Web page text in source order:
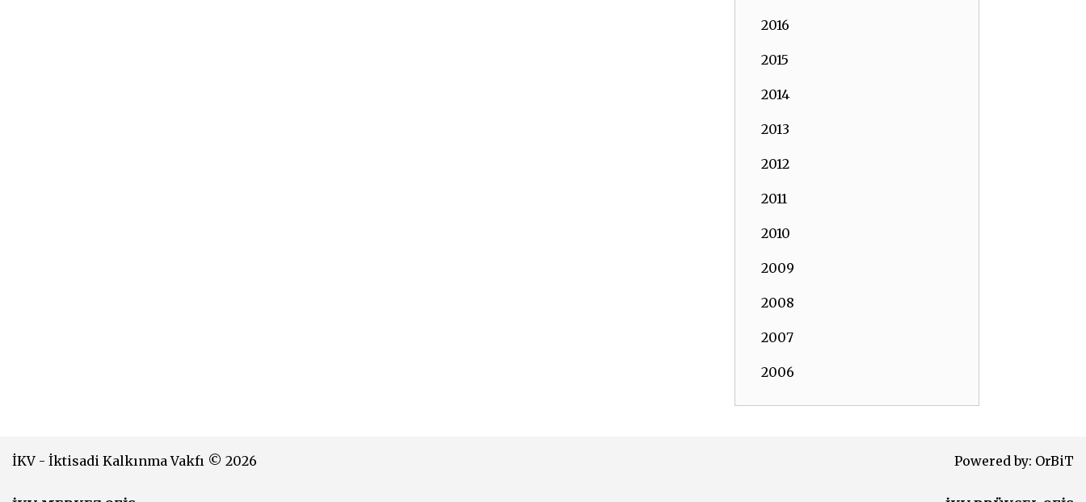
2016
2015
2014
2013
2012
2011
2010
2009
2008
2007
2006
İKV - İktisadi Kalkınma Vakfı © 2026 Powered by: OrBiT